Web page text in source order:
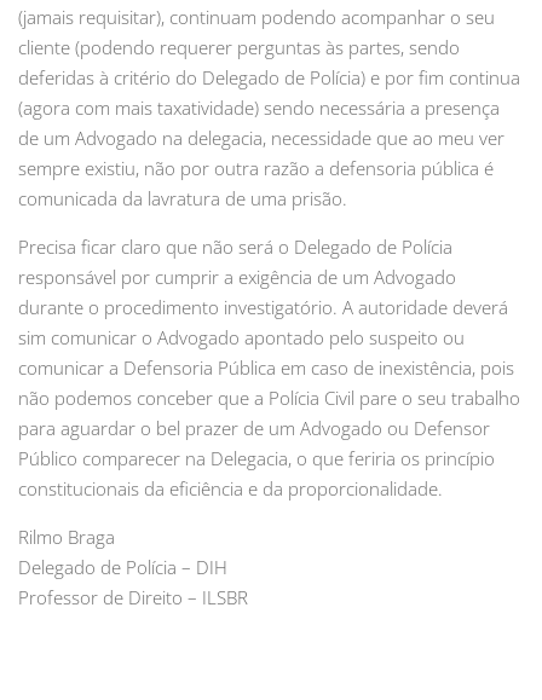
(jamais requisitar), continuam podendo acompanhar o seu
cliente (podendo requerer perguntas às partes, sendo
deferidas à critério do Delegado de Polícia) e por fim continua
(agora com mais taxatividade) sendo necessária a presença
de um Advogado na delegacia, necessidade que ao meu ver
sempre existiu, não por outra razão a defensoria pública é
comunicada da lavratura de uma prisão.
Precisa ficar claro que não será o Delegado de Polícia
responsável por cumprir a exigência de um Advogado
durante o procedimento investigatório. A autoridade deverá
sim comunicar o Advogado apontado pelo suspeito ou
comunicar a Defensoria Pública em caso de inexistência, pois
não podemos conceber que a Polícia Civil pare o seu trabalho
para aguardar o bel prazer de um Advogado ou Defensor
Público comparecer na Delegacia, o que feriria os princípio
constitucionais da eficiência e da proporcionalidade.
Rilmo Braga
Delegado de Polícia – DIH
Professor de Direito – ILSBR